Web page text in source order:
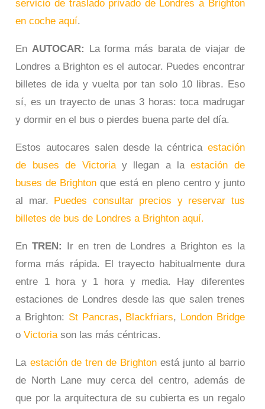
servicio de traslado privado de Londres a Brighton
en coche aquí.
En AUTOCAR: La forma más barata de viajar de
Londres a Brighton es el autocar. Puedes encontrar
billetes de ida y vuelta por tan solo 10 libras. Eso
sí, es un trayecto de unas 3 horas: toca madrugar
y dormir en el bus o pierdes buena parte del día.
Estos autocares salen desde la céntrica estación
de buses de Victoriay llegan a laestación de
buses de Brighton que está en pleno centro y junto
al mar. Puedes consultar precios y reservar tus
billetes de bus de Londres a Brighton aquí.
EnTREN: Ir en tren de Londres a Brighton es la
forma más rápida. El trayecto habitualmente dura
entre 1 hora y 1 hora y media. Hay diferentes
estaciones de Londres desde las que salen trenes
a Brighton: St Pancras, Blackfriars, London Bridge
oVictoria son las más céntricas.
La estación de tren de Brighton está junto al barrio
de North Lane muy cerca del centro, además de
que por la arquitectura de su cubierta es un regalo